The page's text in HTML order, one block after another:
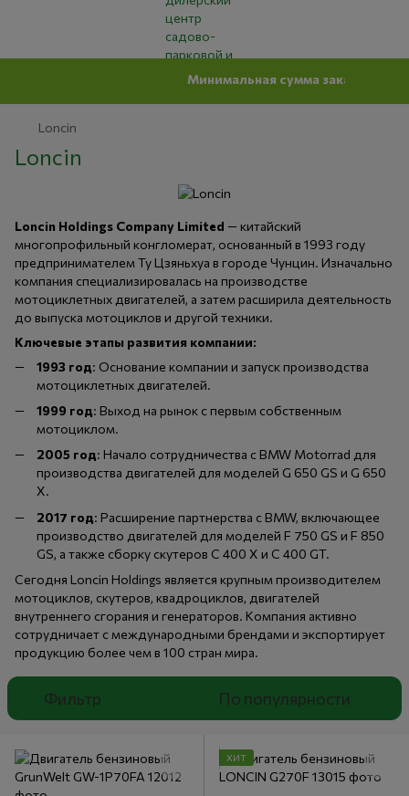
Минимальная сумма заказ на сайте 500 грн
Loncin
Loncin
Loncin Holdings Company Limited — китайский
многопрофильный конгломерат, основанный в 1993 году
предпринимателем Ту Цзяньхуа в городе Чунцин. Изначально
компания специализировалась на производстве
мотоциклетных двигателей, а затем расширила деятельность
до выпуска мотоциклов и другой техники. ​
Ключевые этапы развития компании:
1993 год: Основание компании и запуск производства
мотоциклетных двигателей.​
1999 год: Выход на рынок с первым собственным
мотоциклом.​
2005 год: Начало сотрудничества с BMW Motorrad для
производства двигателей для моделей G 650 GS и G 650
X. ​
2017 год: Расширение партнерства с BMW, включающее
производство двигателей для моделей F 750 GS и F 850
GS, а также сборку скутеров C 400 X и C 400 GT. ​
Сегодня Loncin Holdings является крупным производителем
мотоциклов, скутеров, квадроциклов, двигателей
внутреннего сгорания и генераторов. Компания активно
сотрудничает с международными брендами и экспортирует
продукцию более чем в 100 стран мира.
Фильтр По популярности
ХИТ